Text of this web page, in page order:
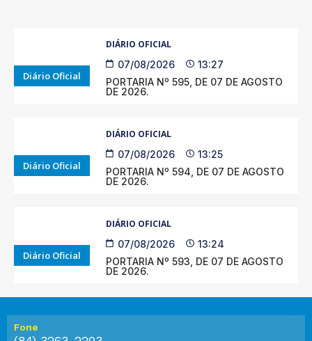
Diário Oficial
DIÁRIO OFICIAL
07/08/2026
13:27
PORTARIA Nº 595, DE 07 DE AGOSTO
DE 2026.
Diário Oficial
DIÁRIO OFICIAL
07/08/2026
13:25
PORTARIA Nº 594, DE 07 DE AGOSTO
DE 2026.
Diário Oficial
DIÁRIO OFICIAL
07/08/2026
13:24
PORTARIA Nº 593, DE 07 DE AGOSTO
DE 2026.
Fone